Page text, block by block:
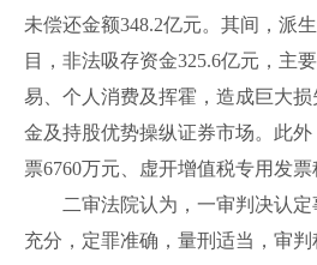
未偿还金额348.2亿元。其间，派
目，非法吸存资金325.6亿元，主
易、个人消费及挥霍，造成巨大
金及持股优势操纵证券市场。此
票6760万元、虚开增值税专用发票
二审法院认为，一审判决认定
充分，定罪准确，量刑适当，审